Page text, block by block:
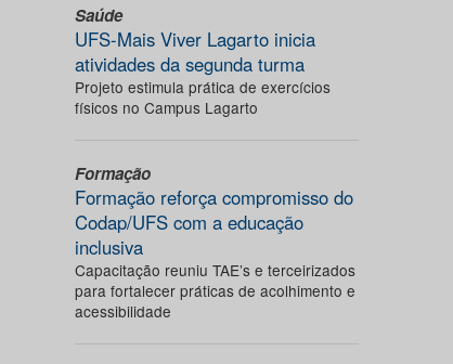
Saúde
UFS-Mais Viver Lagarto inicia
atividades da segunda turma
Projeto estimula prática de exercícios
físicos no Campus Lagarto
Formação
Formação reforça compromisso do
Codap/UFS com a educação
inclusiva
Capacitação reuniu TAE’s e terceirizados
para fortalecer práticas de acolhimento e
acessibilidade